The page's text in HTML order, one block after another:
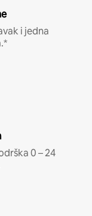
i jedna
0 – 24